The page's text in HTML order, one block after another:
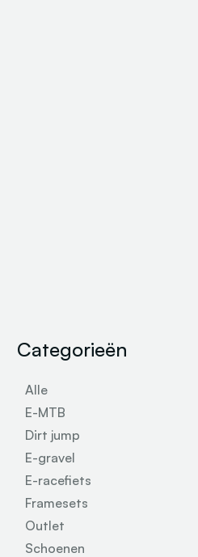
Categorieën
Alle
E-MTB
Dirt jump
E-gravel
E-racefiets
Framesets
Outlet
Schoenen